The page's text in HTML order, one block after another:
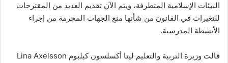
البيئات الإسلامية المتطرفة، ويتم الآن تقديم العديد من المقترحات
للتغيرات في القانون من شأنها منع الجهات المجرمة من إجراء
الأنشطة المدرسية.
قالت وزيرة التربية والتعليم لينا أكسلسون كيلبوم Lina Axelsson